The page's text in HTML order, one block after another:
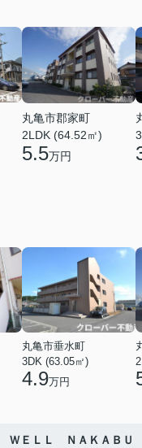
丸亀市郡家町
2LDK (64.52㎡)
5.5万円
丸亀市垂水町
3DK (63.05㎡)
4.9万円
ＷＥＬＬ ＮＡＫＡＢＵ